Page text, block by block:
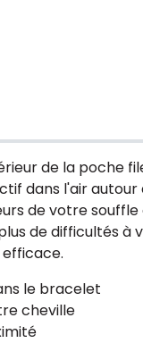
de la poche
dans l'air autour
de votre souffle
de difficultés à
le bracelet
cheville